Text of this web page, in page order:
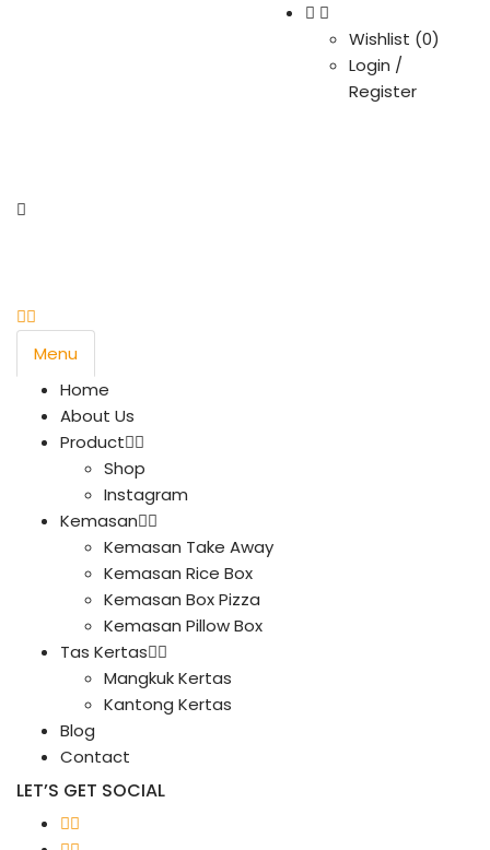
Wishlist (0)
Login /
Register
Menu
Home
About Us
Product
Shop
Instagram
Kemasan
Kemasan Take Away
Kemasan Rice Box
Kemasan Box Pizza
Kemasan Pillow Box
Tas Kertas
Mangkuk Kertas
Kantong Kertas
Blog
Contact
LET’S GET SOCIAL